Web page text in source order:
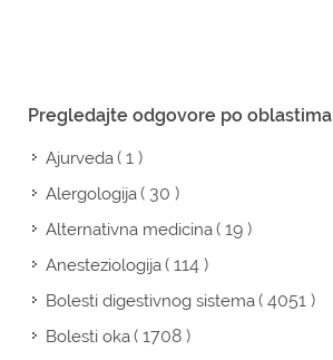
Pregledajte odgovore po oblastima
Ajurveda( 1 )
Alergologija( 30 )
Alternativna medicina( 19 )
Anesteziologija( 114 )
Bolesti digestivnog sistema( 4051 )
Bolesti oka( 1708 )